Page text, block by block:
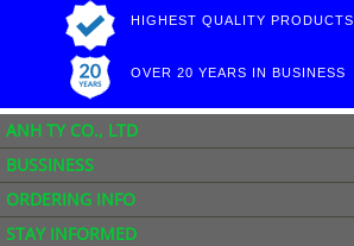
HIGHEST QUALITY PRODUCTS
OVER 20 YEARS IN BUSINESS
ANH TY CO., LTD
BUSSINESS
ORDERING INFO
STAY INFORMED